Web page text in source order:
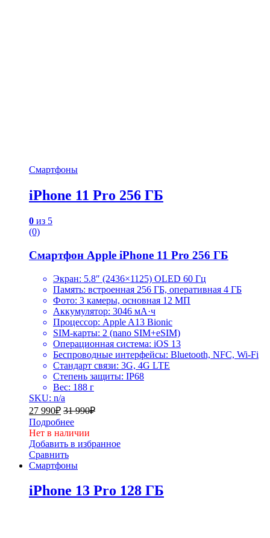
Смартфоны
iPhone 11 Pro 256 ГБ
0 из 5
(0)
Смартфон Apple iPhone 11 Pro 256 ГБ
Экран: 5.8″ (2436×1125) OLED 60 Гц
Память: встроенная 256 ГБ, оперативная 4 ГБ
Фото: 3 камеры, основная 12 МП
Аккумулятор: 3046 мА·ч
Процессор: Apple A13 Bionic
SIM-карты: 2 (nano SIM+eSIM)
Операционная система: iOS 13
Беспроводные интерфейсы: Bluetooth, NFC, Wi-Fi
Стандарт связи: 3G, 4G LTE
Степень защиты: IP68
Вес: 188 г
SKU: n/a
27 990₽ 31 990₽
Подробнее
Нет в наличии
Добавить в избранное
Сравнить
Смартфоны
iPhone 13 Pro 128 ГБ